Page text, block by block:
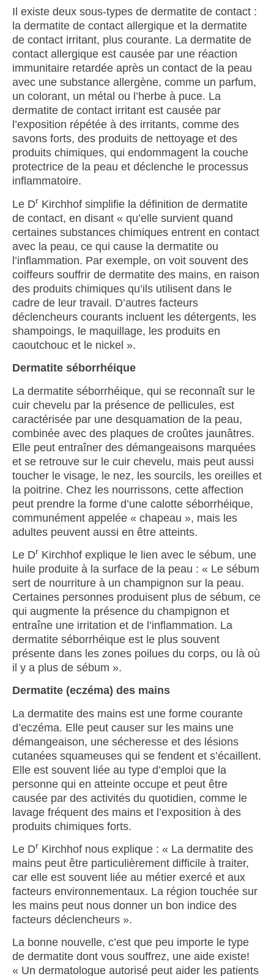
Il existe deux sous-types de dermatite de contact :
la dermatite de contact allergique et la dermatite
de contact irritant, plus courante. La dermatite de
contact allergique est causée par une réaction
immunitaire retardée après un contact de la peau
avec une substance allergène, comme un parfum,
un colorant, un métal ou l’herbe à puce. La
dermatite de contact irritant est causée par
l’exposition répétée à des irritants, comme des
savons forts, des produits de nettoyage et des
produits chimiques, qui endommagent la couche
protectrice de la peau et déclenche le processus
inflammatoire.
Le Dr Kirchhof simplifie la définition de dermatite
de contact, en disant « qu’elle survient quand
certaines substances chimiques entrent en contact
avec la peau, ce qui cause la dermatite ou
l’inflammation. Par exemple, on voit souvent des
coiffeurs souffrir de dermatite des mains, en raison
des produits chimiques qu’ils utilisent dans le
cadre de leur travail. D’autres facteurs
déclencheurs courants incluent les détergents, les
shampoings, le maquillage, les produits en
caoutchouc et le nickel ».
Dermatite séborrhéique
La dermatite séborrhéique, qui se reconnaît sur le
cuir chevelu par la présence de pellicules, est
caractérisée par une desquamation de la peau,
combinée avec des plaques de croûtes jaunâtres.
Elle peut entraîner des démangeaisons marquées
et se retrouve sur le cuir chevelu, mais peut aussi
toucher le visage, le nez, les sourcils, les oreilles et
la poitrine. Chez les nourrissons, cette affection
peut prendre la forme d’une calotte séborrhéique,
communément appelée « chapeau », mais les
adultes peuvent aussi en être atteints.
Le Dr Kirchhof explique le lien avec le sébum, une
huile produite à la surface de la peau : « Le sébum
sert de nourriture à un champignon sur la peau.
Certaines personnes produisent plus de sébum, ce
qui augmente la présence du champignon et
entraîne une irritation et de l’inflammation. La
dermatite séborrhéique est le plus souvent
présente dans les zones poilues du corps, ou là où
il y a plus de sébum ».
Dermatite (eczéma) des mains
La dermatite des mains est une forme courante
d’eczéma. Elle peut causer sur les mains une
démangeaison, une sécheresse et des lésions
cutanées squameuses qui se fendent et s’écaillent.
Elle est souvent liée au type d’emploi que la
personne qui en atteinte occupe et peut être
causée par des activités du quotidien, comme le
lavage fréquent des mains et l’exposition à des
produits chimiques forts.
Le Dr Kirchhof nous explique : « La dermatite des
mains peut être particulièrement difficile à traiter,
car elle est souvent liée au métier exercé et aux
facteurs environnementaux. La région touchée sur
les mains peut nous donner un bon indice des
facteurs déclencheurs ».
La bonne nouvelle, c’est que peu importe le type
de dermatite dont vous souffrez, une aide existe!
« Un dermatologue autorisé peut aider les patients